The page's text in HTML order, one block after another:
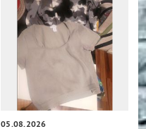
05.08.2026